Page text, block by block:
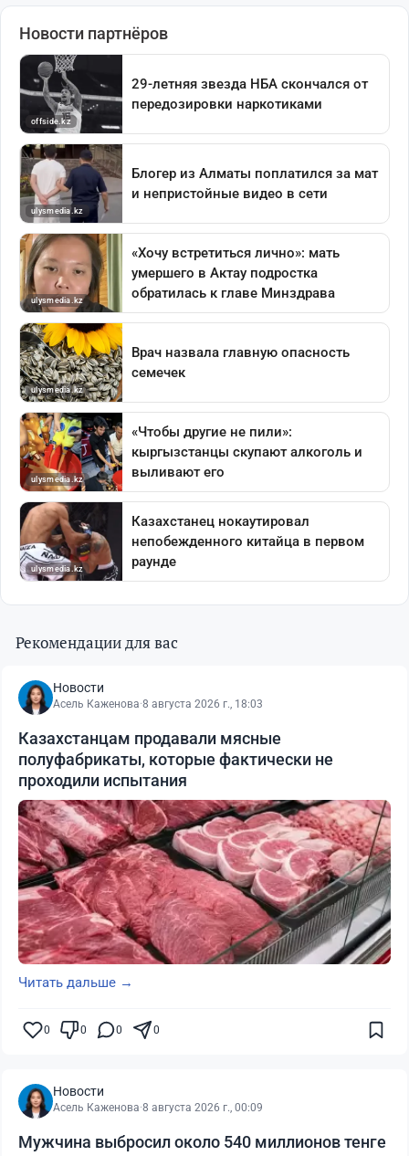
Рекомендации для вас
Новости
Асель Каженова·8 августа 2026 г., 18:03
Казахстанцам продавали мясные
полуфабрикаты, которые фактически не
проходили испытания
Читать дальше →
0 0 0 0
Новости
Асель Каженова·8 августа 2026 г., 00:09
Мужчина выбросил около 540 миллионов тенге